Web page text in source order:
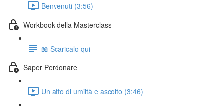
Benvenuti (3:56)
Workbook della Masterclass
📖 Scaricalo qui
Saper Perdonare
Un atto di umiltà e ascolto (3:46)